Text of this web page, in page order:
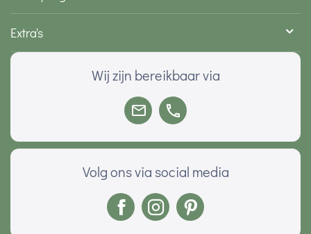
Extra's
Wij zijn bereikbaar via
Volg ons via social media